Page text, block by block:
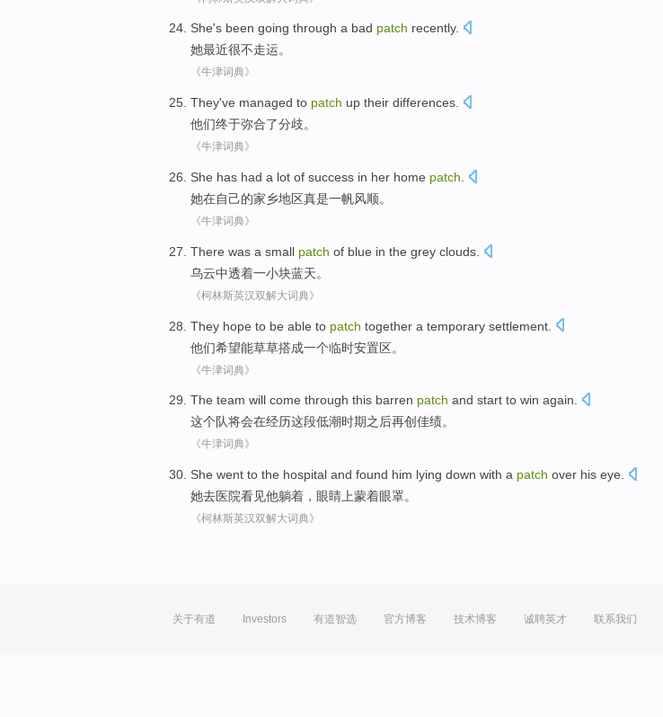
She's been going through a bad patch recently.
她最近很不走运。
《牛津词典》
They've managed to patch up their differences
他们终于弥合了分歧。
《牛津词典》
She has had a lot of success in her home patch
她在自己的家乡地区真是一帆风顺。
《牛津词典》
There was a small patch of blue in the grey clouds
乌云中透着一小块蓝天。
《柯林斯英汉双解大词典》
They hope to be able to patch together a temporary settlement
他们希望能草草搭成一个临时安置区。
《牛津词典》
The team will come through this barren patch and start to win again.
这个队将会在经历这段低潮时期之后再创佳绩。
《牛津词典》
She went to the hospital and found him lying down with a patch over his eye.
她去医院看见他躺着，眼睛 上蒙着眼罩。
《柯林斯英汉双解大词典》
关于有道 Investors 有道智选 官方博客 技术博客 诚聘英才 联系我们